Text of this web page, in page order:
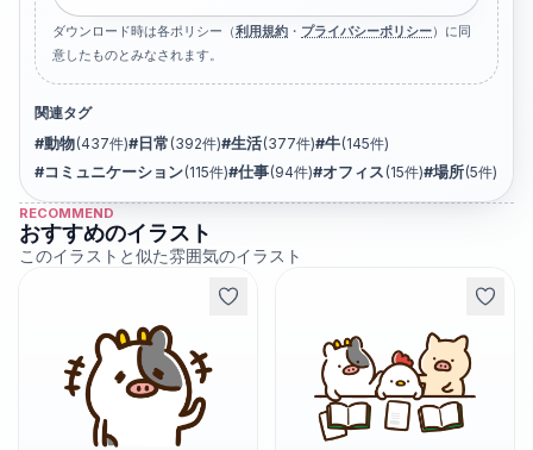
ダウンロード時は各ポリシー（利用規約 ・ プライバシーポリシー）に同
意したものとみなされます。
関連タグ
#動物(437件)# 日常 (392件)#生活(377件)#牛(145件)
#コミュニケーション(115件)#仕事(94件)#オフィス (15件)#場所(5件)
RECOMMEND
おすすめのイラスト
このイラストと似た雰囲気のイラスト